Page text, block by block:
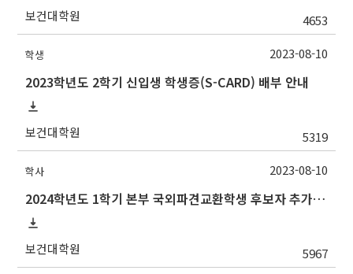
보건대학원 4653
학생
2023학년도 2학기 신입생 학생증(S-CARD) 배부 안내
보건대학원 5319
2023-08-10
학사
2024학년도 1학기 본부 국외파견교환학생 후보자 추가모집 안내
보건대학원 5967
2023-08-10